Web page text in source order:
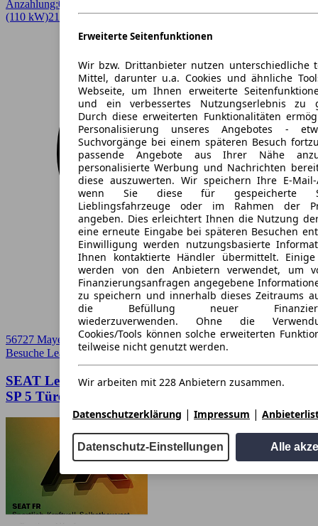
Erweiterte Seitenfunktionen
Wir bzw. Drittanbieter nutzen unterschiedliche
Mittel, darunter u.a. Cookies und ähnliche
Webseite, um Ihnen erweiterte
und ein verbessertes Nutzungserlebnis zu
Durch diese erweiterten Funktionalitäten
Personalisierung unseres Angebotes -
Suchvorgänge bei einem späteren Besuch
passende Angebote aus Ihrer Nähe
personalisierte Werbung und Nachrichten
diese auszuwerten. Wir speichern Ihre E-Mail-
wenn Sie diese für gespeicherte
Lieblingsfahrzeuge oder im Rahmen der
angeben. Dies erleichtert Ihnen die Nutzung
eine erneute Eingabe bei späteren Besuchen
Einwilligung werden nutzungsbasierte
Ihnen kontaktierte Händler übermittelt. Einige
werden von den Anbietern verwendet, um
Finanzierungsanfragen angegebene
zu speichern und innerhalb dieses Zeitraums
die Befüllung neuer
wiederzuverwenden. Ohne die
Cookies/Tools können solche erweiterten
teilweise nicht genutzt werden.
Wir arbeiten mit 228 Anbietern zusammen.
Datenschutzerklärung | Impressum |
Datenschutz-Einstellungen Alle
Anzahlung:0,00 €
(110 kW)21.702 kmEZ 11/2025AutomatikKombi4 Türen
56727 Mayen
Besuche Leasingmarkt➚
SEAT Leon 1.5 eTSI ACT 85kW Road Edition DSG
SP 5 Türen